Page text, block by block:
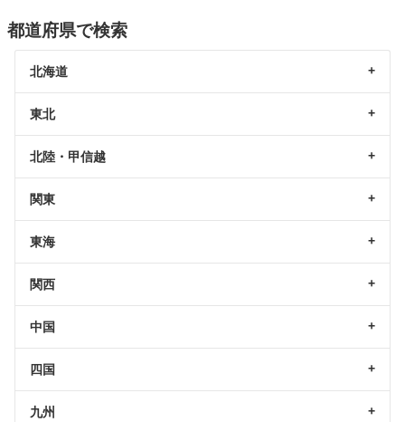
都道府県で検索
北海道
東北
北陸・甲信越
関東
東海
関西
中国
四国
九州